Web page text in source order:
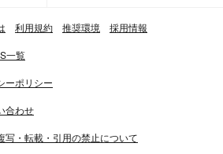
利用規約 推奨環境 採用情報
一覧
ーポリシー
合わせ
写・転載・引用の禁止について